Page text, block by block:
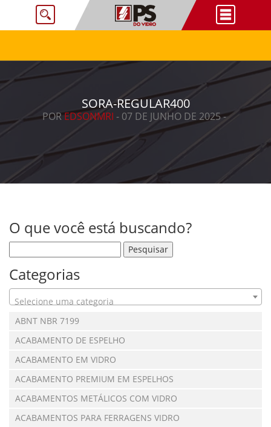
SORA-REGULAR400
POREDSONMRI - 07 DE JUNHO DE 2025 -
O que você está buscando?
Categorias
Selecione uma categoria
ABNT NBR 7199
ACABAMENTO DE ESPELHO
ACABAMENTO EM VIDRO
ACABAMENTO PREMIUM EM ESPELHOS
ACABAMENTOS METÁLICOS COM VIDRO
ACABAMENTOS PARA FERRAGENS VIDRO